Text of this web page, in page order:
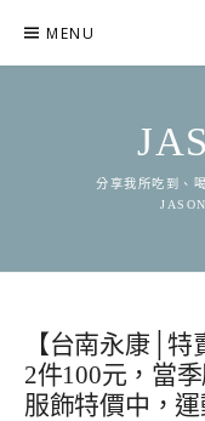
content
MENU
分享我所吃到、
【台南永康│
2件100元，當
服飾特價中，